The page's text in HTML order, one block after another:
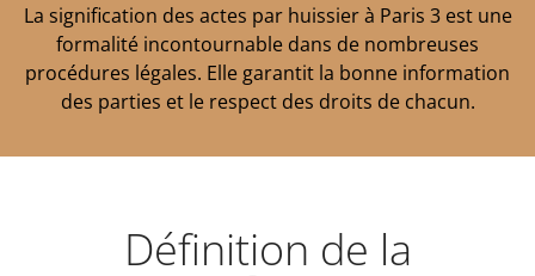
La signification des actes par huissier à Paris 3 est une
formalité incontournable dans de nombreuses
procédures légales. Elle garantit la bonne information
des parties et le respect des droits de chacun.
Définition de la